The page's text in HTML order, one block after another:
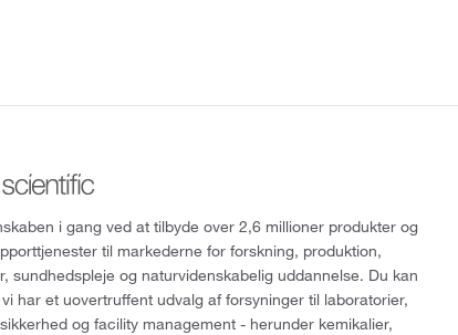
i gang ved at tilbyde over 2,6 millioner produkter og
til markederne for forskning, produktion,
sundhedspleje og naturvidenskabelig uddannelse. Du kan
har et uovertruffent udvalg af forsyninger til laboratorier,
og facility management - herunder kemikalier,